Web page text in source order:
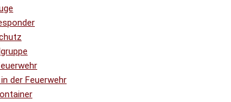
der Feuerwehr